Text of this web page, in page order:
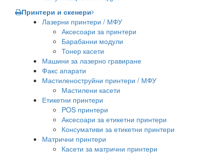
Принтери и скенери
Лазерни принтери / МФУ
Аксесоари за принтери
Барабанни модули
Тонер касети
Машини за лазерно гравиране
Факс апарати
Мастиленоструйни принтери / МФУ
Мастилени касети
Етикетни принтери
POS принтери
Аксесоари за етикетни принтери
Консумативи за етикетни принтери
Матрични принтери
Касети за матрични принтери